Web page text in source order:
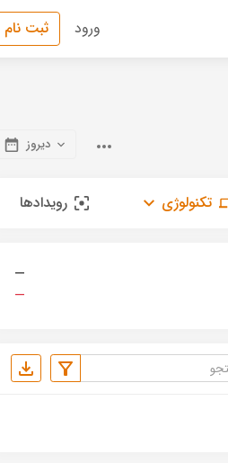
ورود ثبت نام
دیروز
تکنولوژی رویدادها
—
—